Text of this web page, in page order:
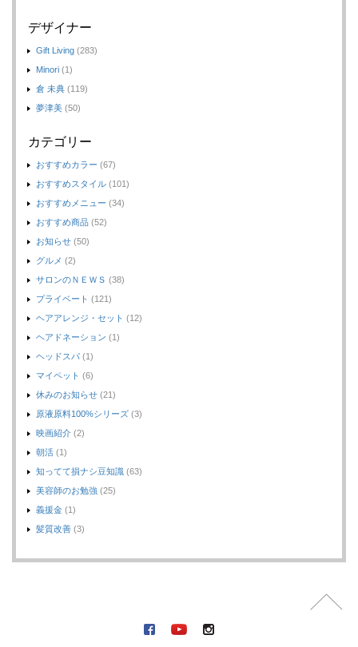
デザイナー
Gift Living (283)
Minori (1)
倉 未典 (119)
夢津美 (50)
カテゴリー
おすすめカラー (67)
おすすめスタイル (101)
おすすめメニュー (34)
おすすめ商品 (52)
お知らせ (50)
グルメ (2)
サロンのＮＥＷＳ (38)
プライベート (121)
ヘアアレンジ・セット (12)
ヘアドネーション (1)
ヘッドスパ (1)
マイペット (6)
休みのお知らせ (21)
原液原料100%シリーズ (3)
映画紹介 (2)
朝活 (1)
知ってて損ナシ豆知識 (63)
美容師のお勉強 (25)
義援金 (1)
髪質改善 (3)